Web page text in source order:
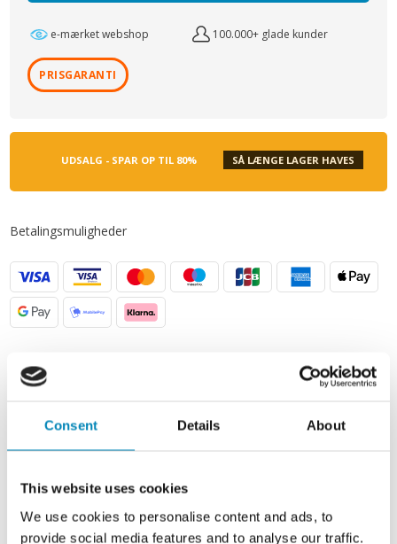
Consent Details About
This website uses cookies
We use cookies to personalise content and ads, to
provide social media features and to analyse our traffic.
e-mærket webshop 100.000+ glade kunder
PRISGARANTI
UDSALG - SPAR OP TIL 80% SÅ LÆNGE LAGER HAVES
Betalingsmuligheder
Produktbeskrivelse
Specifikationer
Kontakt